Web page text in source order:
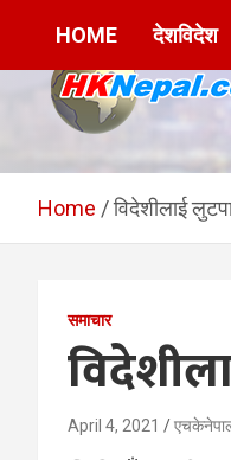
हङकङबाट
hknepal, hknepal.com,
HOME देशविदेश
Home विदेशीलाई
समाचार
April 4, 2021